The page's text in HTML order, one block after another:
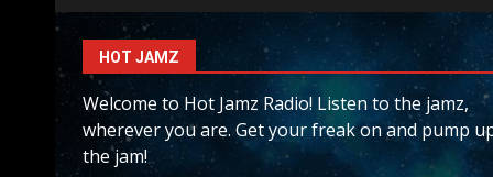
HOT JAMZ
Welcome to Hot Jamz Radio! Listen to the jamz,
wherever you are. Get your freak on and pump
the jam!